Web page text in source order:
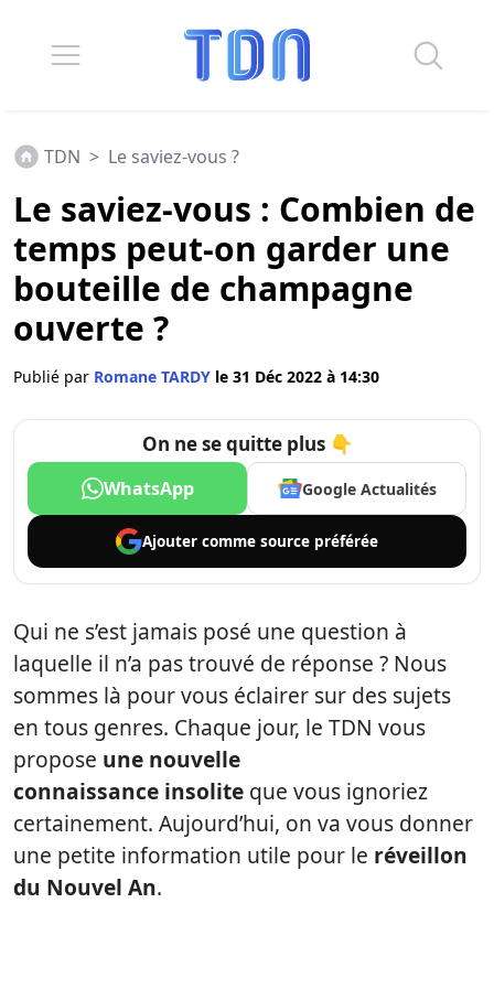
TDN > Le saviez-vous ?
Le saviez-vous : Combien de
temps peut-on garder une
bouteille de champagne
ouverte ?
Publié par Romane TARDY le 31 Déc 2022 à 14:30
On ne se quitte plus 👇
WhatsApp Google Actualités
Ajouter comme source préférée
Qui ne s’est jamais posé une question à
laquelle il n’a pas trouvé de réponse ? Nous
sommes là pour vous éclairer sur des sujets
en tous genres. Chaque jour, le TDN vous
propose une nouvelle
connaissance insolite que vous ignoriez
certainement. Aujourd’hui, on va vous donner
une petite information utile pour le réveillon
du Nouvel An.